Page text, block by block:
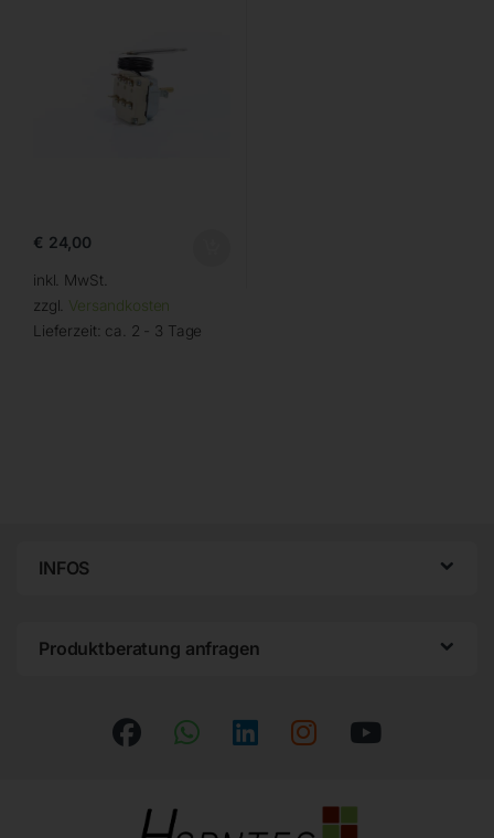
€ 24,00
inkl. MwSt.
zzgl. Versandkosten
Lieferzeit: ca. 2 - 3 Tage
INFOS
Produktberatung anfragen